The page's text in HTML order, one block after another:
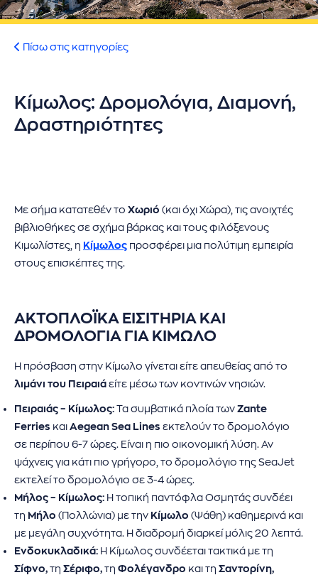
Cookies
Πίσω στις κατηγορίες
Κίμωλος: Δρομολόγια, Διαμονή,
Δραστηριότητες
Με σήμα κατατεθέν το Χωριό (και όχι Χώρα), τις ανοιχτές
βιβλιοθήκες σε σχήμα βάρκας και τους φιλόξενους
Κιμωλίστες, η Κίμωλος προσφέρει μια πολύτιμη εμπειρία
στους επισκέπτες της.
ΑΚΤΟΠΛΟΪΚΆ ΕΙΣΙΤΗΡΙΑ ΚΑΙ
ΔΡΟΜΟΛΟΓΙΑ ΓΙΑ ΚΙΜΩΛΟ
Η πρόσβαση στην Κίμωλο γίνεται είτε απευθείας από το
λιμάνι του Πειραιά είτε μέσω των κοντινών νησιών.
Πειραιάς – Κίμωλος: Τα συμβατικά πλοία των Zante
Ferries και Aegean Sea Lines εκτελούν το δρομολόγιο
σε περίπου 6-7 ώρες. Είναι η πιο οικονομική λύση. Αν
ψάχνεις για κάτι πιο γρήγορο, το δρομολόγιο της SeaJet
εκτελεί το δρομολόγιο σε 3-4 ώρες.
Μήλος – Κίμωλος: Η τοπική παντόφλα Οσμητάς συνδέει
τη Μήλο (Πολλώνια) με την Κίμωλο (Ψάθη) καθημερινά και
με μεγάλη συχνότητα. Η διαδρομή διαρκεί μόλις 20 λεπτά.
Ενδοκυκλαδικά: Η Κίμωλος συνδέεται τακτικά με τη
Σίφνο, τη Σέριφο, τη Φολέγανδρο και τη Σαντορίνη,